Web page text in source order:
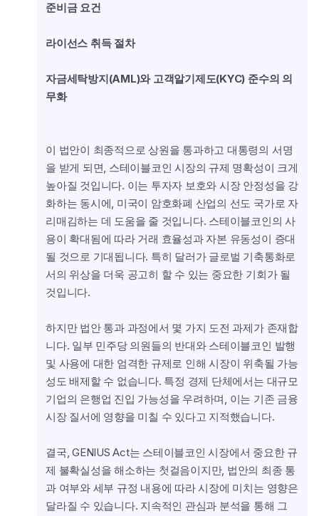
준비금 요건
라이선스 취득 절차
자금세탁방지(AML)와 고객알기제도(KYC) 준수의 의
무화
이 법안이 최종적으로 상원을 통과하고 대통령의 서명
을 받게 되면, 스테이블코인 시장의 규제 명확성이 크게
높아질 것입니다. 이는 투자자 보호와 시장 안정성을 강
화하는 동시에, 미국이 암호화폐 산업의 선도 국가로 자
리매김하는 데 도움을 줄 것입니다. 스테이블코인의 사
용이 확대됨에 따라 거래 효율성과 자본 유동성이 증대
될 것으로 기대됩니다. 특히 달러가 글로벌 기축통화로
서의 위상을 더욱 공고히 할 수 있는 중요한 기회가 될
것입니다.
하지만 법안 통과 과정에서 몇 가지 도전 과제가 존재합
니다. 일부 민주당 의원들의 반대와 스테이블코인 발행
및 사용에 대한 엄격한 규제로 인해 시장이 위축될 가능
성도 배제할 수 없습니다. 특정 경제 단체에서는 대규모
기업의 은행업 진입 가능성을 우려하며, 이는 기존 금융
시장 질서에 영향을 미칠 수 있다고 지적했습니다.
결국, GENIUS Act는 스테이블코인 시장에서 중요한 규
제 불확실성을 해소하는 첫걸음이지만, 법안의 최종 통
과 여부와 세부 규정 내용에 따라 시장에 미치는 영향은
달라질 수 있습니다. 지속적인 관심과 분석을 통해 그